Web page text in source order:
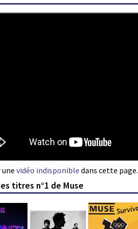
vidéo indisponible dans cette page.
titres n°1 de Muse